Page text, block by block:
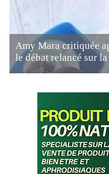
Amy Mara critiquée
le débat relancé sur